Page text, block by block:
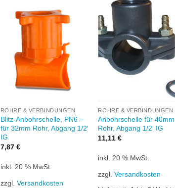
Zu
Wunschliste
ROHRE & VERBINDUNGEN
Blitz-Anbohrschelle, PN6 –
für 32mm Rohr, Abgang 1/2′
IG
7,87 €
inkl. 20 % MwSt.
zzgl. Versandkosten
Zu
hinzufügen
ROHRE & VERBINDUNGEN
Anbohrschelle für 40mm
Rohr, Abgang 1/2′ IG
11,11€
inkl. 20 % MwSt.
zzgl.Versandkosten